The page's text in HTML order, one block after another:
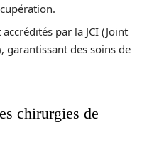
par la JCI (Joint
garantissant des soins de
chirurgies de